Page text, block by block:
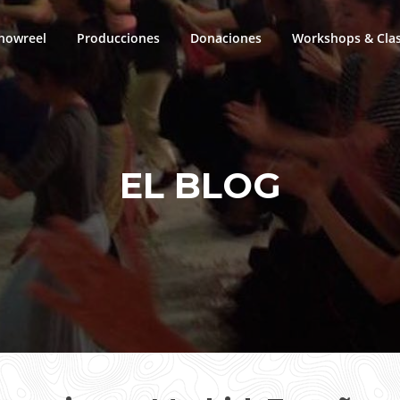
Producciones Donaciones Workshops &
EL BLOG